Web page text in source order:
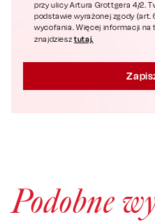
przy ulicy Artura Grottgera 4/2.
podstawie wyrażonej zgody (art.
wycofania. Więcej informacji na
znajdziesztutaj.
Podobne